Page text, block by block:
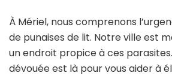
À Mériel, nous comprenons
de punaises de lit. Notre ville est
un endroit propice à ces
dévouée est là pour vous aider à